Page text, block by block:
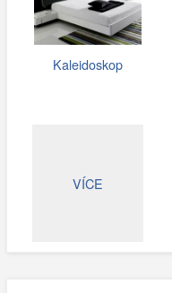
Kaleidoskop
VÍCE